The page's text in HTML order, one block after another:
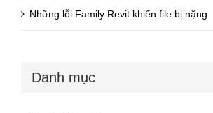
Những lỗi Family Revit khiến file bị nặng
Danh mục